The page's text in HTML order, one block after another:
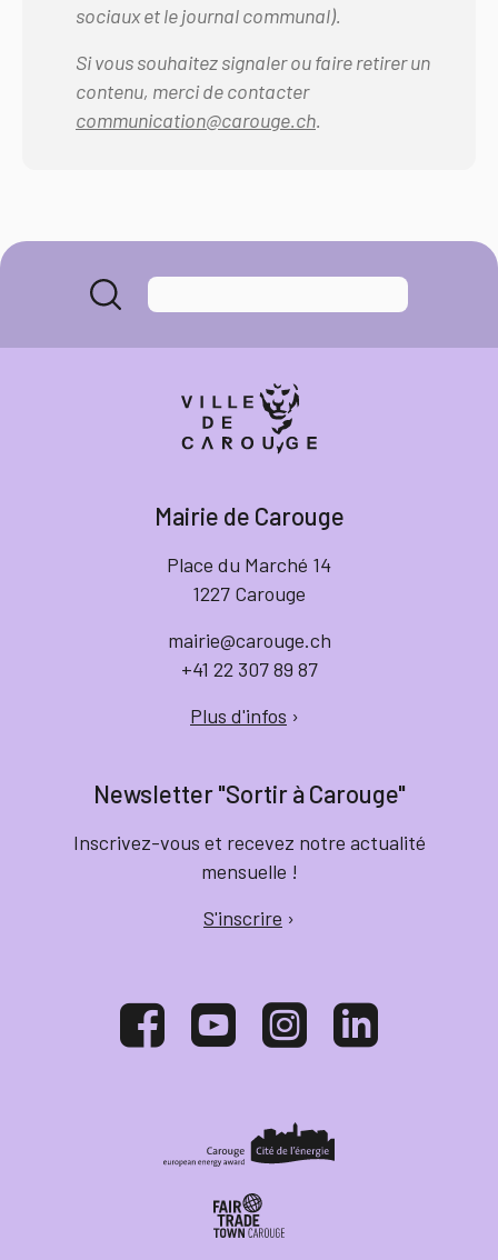
sociaux et le journal communal).
Si vous souhaitez signaler ou faire retirer un
contenu, merci de contacter
communication@carouge.ch.
Mairie de Carouge
Place du Marché 14
1227 Carouge
mairie@carouge.ch
+41 22 307 89 87
Plus d'infos ›
Newsletter "Sortir à Carouge"
Inscrivez-vous et recevez notre actualité
mensuelle !
S'inscrire ›